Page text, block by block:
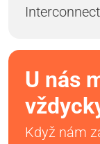
U nás
Když nám